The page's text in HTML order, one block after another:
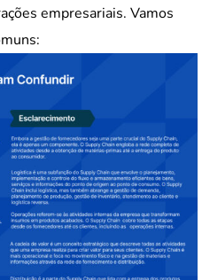
empresariais. Vamos